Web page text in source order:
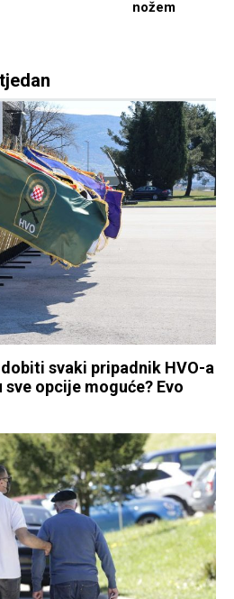
nožem
svaki pripadnik HVO-a
opcije moguće? Evo